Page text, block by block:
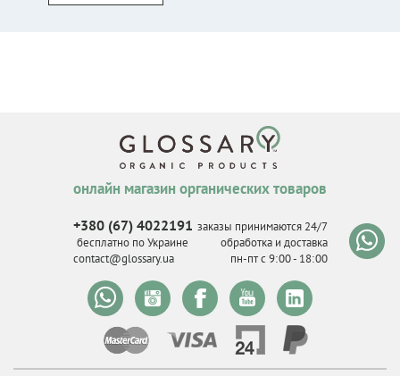
онлайн магазин органических товаров
+380 (67) 4022191
бесплатно по Украине
contact@glossary.ua
заказы принимаются 24/7
обработка и доставка
пн-пт с 9:00 - 18:00